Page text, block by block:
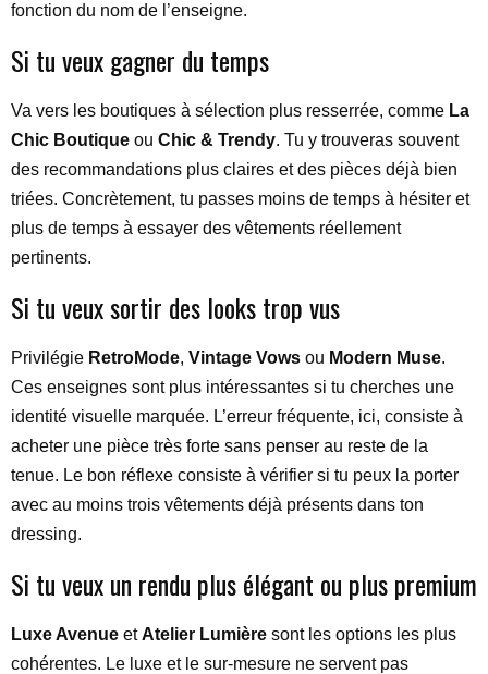
fonction du nom de l’enseigne.
Si tu veux gagner du temps
Va vers les boutiques à sélection plus resserrée, comme La
Chic Boutique ou Chic & Trendy. Tu y trouveras souvent
des recommandations plus claires et des pièces déjà bien
triées. Concrètement, tu passes moins de temps à hésiter et
plus de temps à essayer des vêtements réellement
pertinents.
Si tu veux sortir des looks trop vus
Privilégie RetroMode, Vintage Vows ou Modern Muse.
Ces enseignes sont plus intéressantes si tu cherches une
identité visuelle marquée. L’erreur fréquente, ici, consiste à
acheter une pièce très forte sans penser au reste de la
tenue. Le bon réflexe consiste à vérifier si tu peux la porter
avec au moins trois vêtements déjà présents dans ton
dressing.
Si tu veux un rendu plus élégant ou plus premium
Luxe Avenue etAtelier Lumière sont les options les plus
cohérentes. Le luxe et le sur-mesure ne servent pas